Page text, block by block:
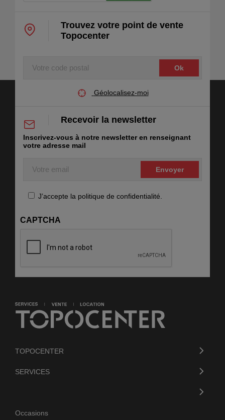
Voir le point de vente >
17 avenue Léonard de Vinci
05 56 07 42 70
Voir le point de vente >
Topocenter Montpellier
04 67 68 66 86
Ouvert jusqu'à 18h
Voir le point de vente >
Topocenter Nantes
Saint-Herblain 44800
02 40 92 04 51
Ouvert jusqu'à 17:45
Voir le point de vente >
Ludres 54710
Trouvez votre point de vente
Topocenter
Votre
code
Géolocalisez-moi
Recevoir la newsletter
Inscrivez-vous à notre newsletter en renseignant
votre adresse mail
Votre
email
CAPTCHA
RGPDJ’accepte la politique de confidentialité.
TOPOCENTER
SERVICES
Occasions